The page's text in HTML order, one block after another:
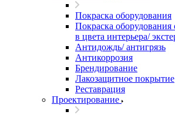
Покраска оборудования
Покраска оборудования
в цвета интерьера/
Антидождь/ антигрязь
Антикоррозия
Брендирование
Лакозащитное покрытие
Реставрация
Проектирование